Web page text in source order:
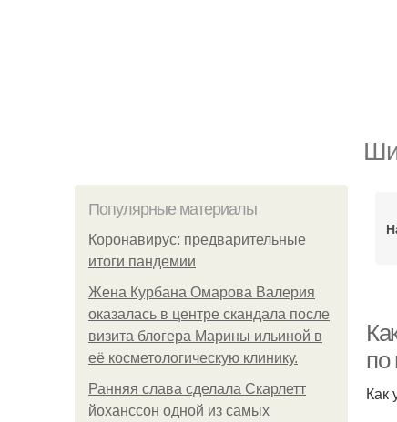
Популярные материалы
Коронавирус: предварительные
итоги пандемии
Жена Курбана Омарова Валерия
оказалась в центре скандала после
визита блогера Марины ильиной в
её косметологическую клинику.
Ранняя слава сделала Скарлетт
йоханссон одной из самых
по
Как